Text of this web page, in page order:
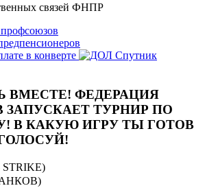
связей ФНПР
ВМЕСТЕ! ФЕДЕРАЦИЯ
ТУРНИР ПО
В КАКУЮ ИГРУ ТЫ ГОТОВ
STRIKE)